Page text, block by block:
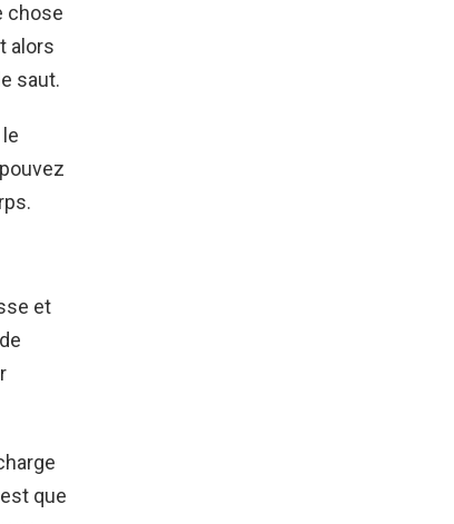
chose
alors
saut.
et
que